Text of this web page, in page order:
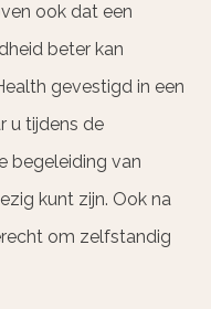
ook dat een
beter kan
gevestigd in een
u tijdens de
begeleiding van
kunt zijn. Ook na
om zelfstandig